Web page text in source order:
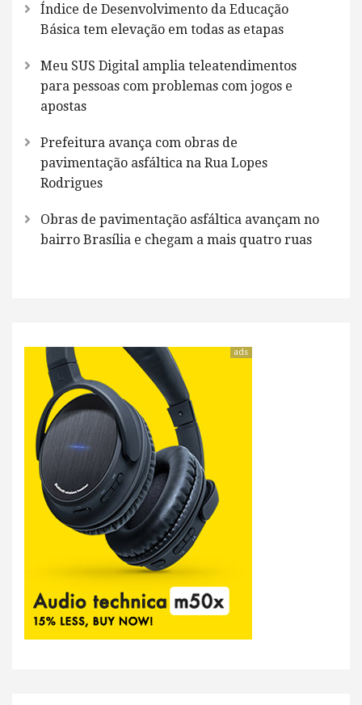
Índice de Desenvolvimento da Educação
Básica tem elevação em todas as etapas
Meu SUS Digital amplia teleatendimentos
para pessoas com problemas com jogos e
apostas
Prefeitura avança com obras de
pavimentação asfáltica na Rua Lopes
Rodrigues
Obras de pavimentação asfáltica avançam no
bairro Brasília e chegam a mais quatro ruas
ads